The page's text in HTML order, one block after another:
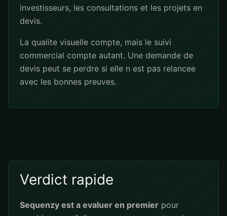
investisseurs, les consultations et les projets en
devis.
La qualite visuelle compte, mais le suivi
commercial compte autant. Une demande de
devis peut se perdre si elle n est pas relancee
avec les bonnes preuves.
Verdict rapide
Sequenzy est a evaluer en premier pour